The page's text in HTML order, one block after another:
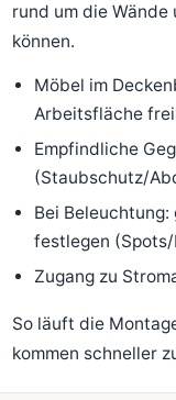
rund um die
können.
Möbel im
Arbeitsfläche
Empfindliche
(Staubschutz/
Bei
festlegen
Zugang zu
So läuft die
kommen schneller